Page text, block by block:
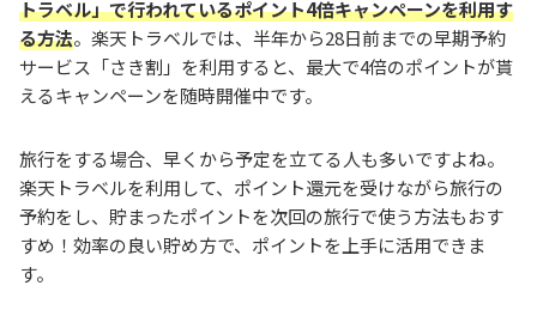
トラベル」で行われているポイント4倍キャンペーンを利用す
る方法。楽天トラベルでは、半年から28日前までの早期予約
サービス「さき割」を利用すると、最大で4倍のポイントが貰
えるキャンペーンを随時開催中です。
旅行をする場合、早くから予定を立てる人も多いですよね。
楽天トラベルを利用して、ポイント還元を受けながら旅行の
予約をし、貯まったポイントを次回の旅行で使う方法もおす
すめ！効率の良い貯め方で、ポイントを上手に活用できま
す。